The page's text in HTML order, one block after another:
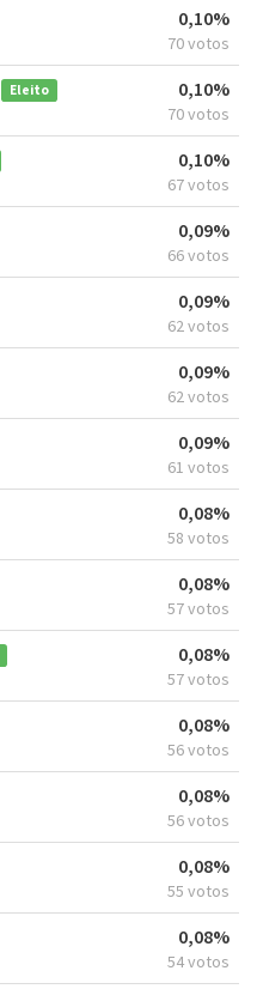
0,10%
70 votos
Eleito 0,10%
70 votos
0,10%
67 votos
0,09%
66 votos
0,09%
62 votos
0,09%
62 votos
0,09%
61 votos
0,08%
58 votos
0,08%
57 votos
0,08%
57 votos
0,08%
56 votos
0,08%
56 votos
0,08%
55 votos
0,08%
54 votos